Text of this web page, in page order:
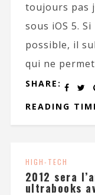
toujours pas
sous iOS 5.
possible, il
qui ne
SHARE:
READING
HIGH-TECH
2012 sera
ultrabooks